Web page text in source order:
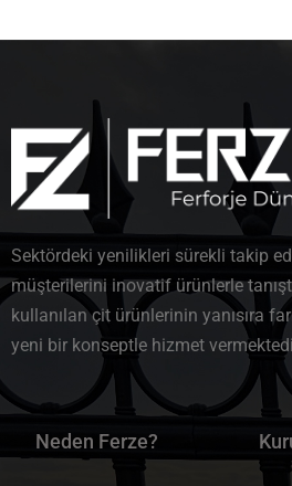
Sektördeki yenilikleri sürekli takip
müşterilerini inovatif ürünlerle
kullanılan çit ürünlerinin yanısıra
yeni bir konseptle hizmet
Neden Ferze?